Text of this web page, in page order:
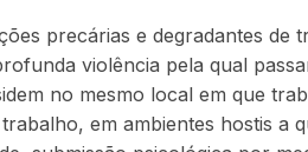
precárias e degradantes de
violência pela qual
no mesmo local em que
em ambientes hostis a